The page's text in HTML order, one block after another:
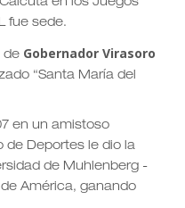
fue sede.
de Gobernador Virasoro
“Santa María del
en un amistoso
de Deportes le dio la
de Muhlenberg -
América, ganando